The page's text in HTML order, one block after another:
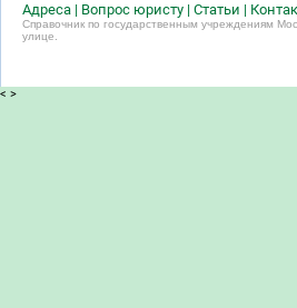
Адреса | Вопрос юристу | Статьи |
Справочник по государственным учреждениям
улице.
< >